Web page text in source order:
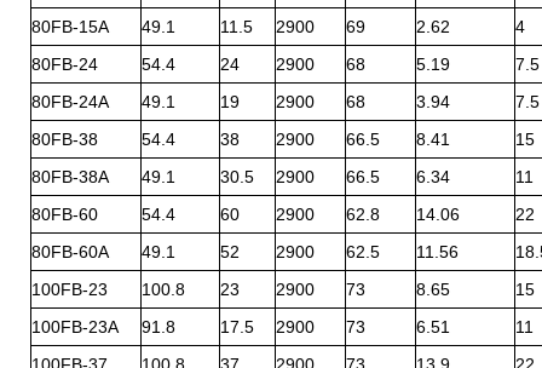
80FB-15A
49.1 11.5 2900 69 2.62
4
80FB-24
54.4 24 2900 68 5.19
7.5
80FB-24A
49.1 19 2900 68 3.94
7.5
80FB-38
54.4 38 2900 66.5 8.41
15
80FB-38A
49.1 30.5 2900 66.5 6.34
11
80FB-60
54.4 60 2900 62.8 14.06
22
80FB-60A
49.1 52 2900 62.5 11.56
100FB-23
100.8 23 2900 73 8.65
15
100FB-23A
91.8 17.5 2900 73 6.51
11